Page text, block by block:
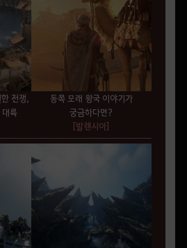
전쟁,
대륙
동쪽 모래 왕국 이야기가
궁금하다면?
[발렌시아]